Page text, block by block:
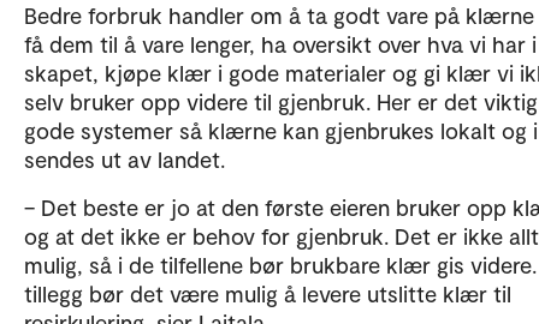
Bedre forbruk handler om å ta godt vare på
få dem til å vare lenger, ha oversikt over hva vi har i
skapet, kjøpe klær i gode materialer og gi klær vi
selv bruker opp videre til gjenbruk. Her er det
gode systemer så klærne kan gjenbrukes lokalt og
sendes ut av landet.
– Det beste er jo at den første eieren bruker opp
og at det ikke er behov for gjenbruk. Det er ikke
mulig, så i de tilfellene bør brukbare klær gis
tillegg bør det være mulig å levere utslitte klær til